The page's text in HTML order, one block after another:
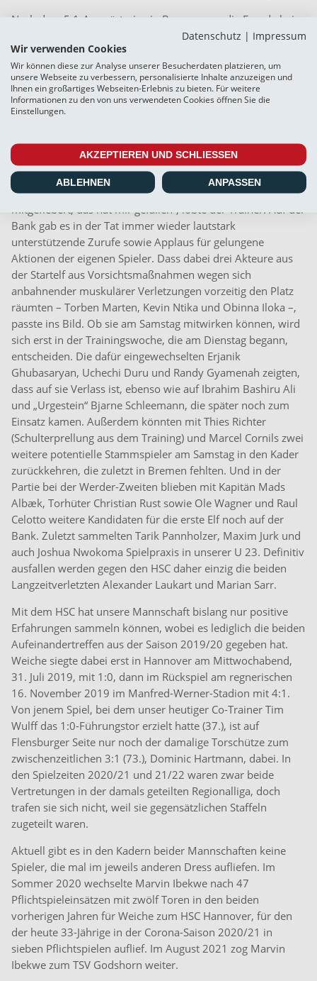
Nach dem 5:1-Auswärtssieg in Bremen war die Freude bei
Mannschaft und Verantwortlichen des SC Weiche
entsprechend groß. Unser Trainer Torsten Fröhling betonte
immer wieder den Unterschied zum misslungenen Auftritt
gegen Phönix Lübeck. „Wir waren nicht passiv, sondern
aktiv und haben die Tore zum richtigen Zeitpunkt gemacht,
und es waren schöne Tore“, sagte der Trainer, der von
Mannschaft hat von Beginn an agiert.“
Was zudem besonders auffiel, war der Mannschaftsgeist,
der auch auf der Bank zu spüren war. „Jeder Spieler hat
mitgefiebert, das hat mir gefallen“, lobte der Trainer. Auf der
Bank gab es in der Tat immer wieder lautstark
unterstützende Zurufe sowie Applaus für gelungene
Aktionen der eigenen Spieler. Dass dabei drei Akteure aus
der Startelf aus Vorsichtsmaßnahmen wegen sich
anbahnender muskulärer Verletzungen vorzeitig den Platz
räumten – Torben Marten, Kevin Ntika und Obinna Iloka –,
passte ins Bild. Ob sie am Samstag mitwirken können, wird
sich erst in der Trainingswoche, die am Dienstag begann,
entscheiden. Die dafür eingewechselten Erjanik
Ghubasaryan, Uchechi Duru und Randy Gyamenah zeigten,
dass auf sie Verlass ist, ebenso wie auf Ibrahim Bashiru Ali
und „Urgestein“ Bjarne Schleemann, die später noch zum
Einsatz kamen. Außerdem könnten mit Thies Richter
(Schulterprellung aus dem Training) und Marcel Cornils zwei
weitere potentielle Stammspieler am Samstag in den Kader
zurückkehren, die zuletzt in Bremen fehlten. Und in der
Partie bei der Werder-Zweiten blieben mit Kapitän Mads
Albæk, Torhüter Christian Rust sowie Ole Wagner und Raul
Celotto weitere Kandidaten für die erste Elf noch auf der
Bank. Zuletzt sammelten Tarik Pannholzer, Maxim Jurk und
auch Joshua Nwokoma Spielpraxis in unserer U 23. Definitiv
ausfallen werden gegen den HSC daher einzig die beiden
Langzeitverletzten Alexander Laukart und Marian Sarr.
Mit dem HSC hat unsere Mannschaft bislang nur positive
Erfahrungen sammeln können, wobei es lediglich die beiden
Aufeinandertreffen aus der Saison 2019/20 gegeben hat.
Weiche siegte dabei erst in Hannover am Mittwochabend,
31. Juli 2019, mit 1:0, dann im Rückspiel am regnerischen
16. November 2019 im Manfred-Werner-Stadion mit 4:1.
Von jenem Spiel, bei dem unser heutiger Co-Trainer Tim
Wulff das 1:0-Führungstor erzielt hatte (37.), ist auf
Flensburger Seite nur noch der damalige Torschütze zum
zwischenzeitlichen 3:1 (73.), Dominic Hartmann, dabei. In
den Spielzeiten 2020/21 und 21/22 waren zwar beide
Vertretungen in der damals geteilten Regionalliga, doch
trafen sie sich nicht, weil sie gegensätzlichen Staffeln
zugeteilt waren.
Aktuell gibt es in den Kadern beider Mannschaften keine
Spieler, die mal im jeweils anderen Dress aufliefen. Im
Sommer 2020 wechselte Marvin Ibekwe nach 47
Pflichtspieleinsätzen mit zwölf Toren in den beiden
vorherigen Jahren für Weiche zum HSC Hannover, für den
der heute 33-Jährige in der Corona-Saison 2020/21 in
sieben Pflichtspielen auflief. Im August 2021 zog Marvin
Ibekwe zum TSV Godshorn weiter.
Datenschutz | Impressum
Wir verwenden Cookies
Wir können diese zur Analyse unserer Besucherdaten platzieren, um
unsere Webseite zu verbessern, personalisierte Inhalte anzuzeigen und
Ihnen ein großartiges Webseiten-Erlebnis zu bieten. Für weitere
Informationen zu den von uns verwendeten Cookies öffnen Sie die
Einstellungen.
AKZEPTIEREN UND SCHLIESSEN
ABLEHNEN ANPASSEN